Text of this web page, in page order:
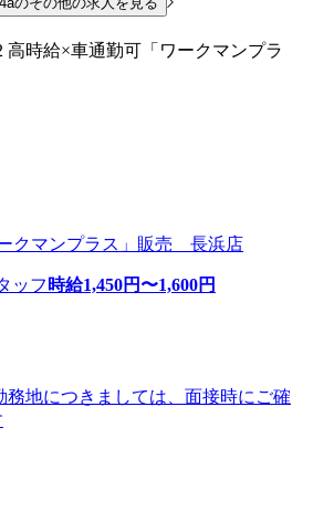
高時給×車通勤可「ワークマンプラ
クマンプラス」販売 長浜店
ッフ 時給1,450円〜1,600円
務地につきましては、面接時にご確